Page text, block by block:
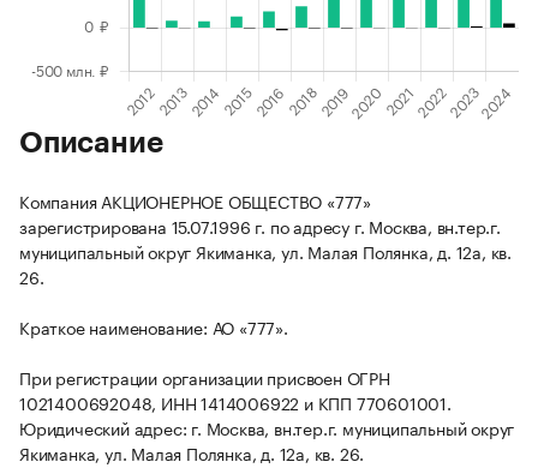
Описание
Компания АКЦИОНЕРНОЕ ОБЩЕСТВО «777»
зарегистрирована 15.07.1996 г. по адресу г. Москва, вн.тер.г.
муниципальный округ Якиманка, ул. Малая Полянка, д. 12а, кв.
26.
Краткое наименование: АО «777».
При регистрации организации присвоен ОГРН
1021400692048, ИНН 1414006922 и КПП 770601001.
Юридический адрес: г. Москва, вн.тер.г. муниципальный округ
Якиманка, ул. Малая Полянка, д. 12а, кв. 26.